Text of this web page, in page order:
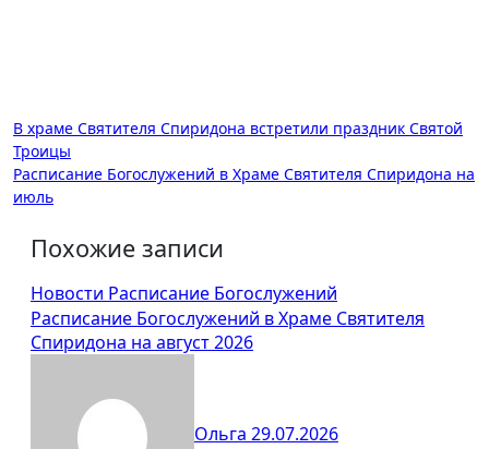
Навигация
по
записям
В храме Святителя Спиридона встретили праздник Святой
Троицы
Расписание Богослужений в Храме Святителя Спиридона на
июль
Похожие записи
Новости Расписание Богослужений
Расписание Богослужений в Храме Святителя
Спиридона на август 2026
Ольга 29.07.2026